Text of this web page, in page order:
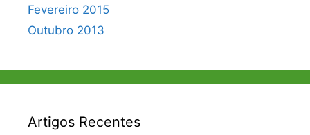
Fevereiro 2015
Outubro 2013
Artigos Recentes